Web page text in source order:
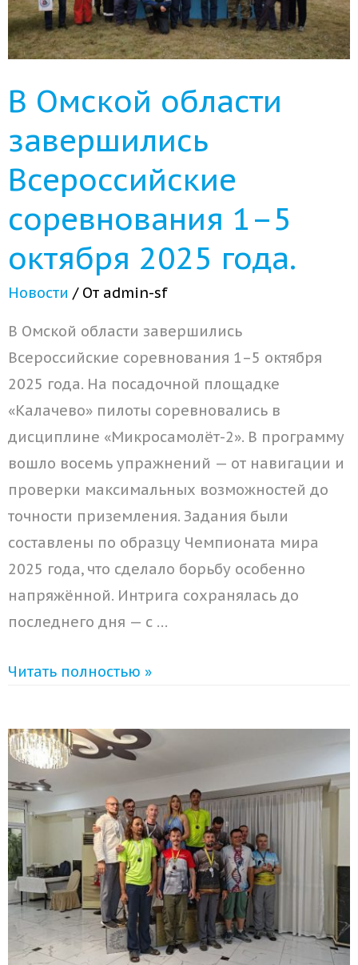
В Омской области
завершились
Всероссийские
соревнования 1–5
октября 2025 года.
Новости / От admin-sf
В Омской области завершились
Всероссийские соревнования 1–5 октября
2025 года. На посадочной площадке
«Калачево» пилоты соревновались в
дисциплине «Микросамолёт-2». В программу
вошло восемь упражнений — от навигации и
проверки максимальных возможностей до
точности приземления. Задания были
составлены по образцу Чемпионата мира
2025 года, что сделало борьбу особенно
напряжённой. Интрига сохранялась до
последнего дня — с …
Читать полностью »